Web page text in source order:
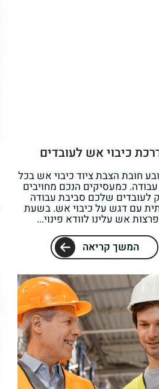
כיבוי אש לעובדים
חובת הצבת ציוד כיבוי אש בכל
כמעסיקים הנכם מחויבים
לעובדים שלכם סביבת עבודה
עם דגש על כיבוי אש. בשעת
אש עלינו לוודא פינוי...
המשך קריאה